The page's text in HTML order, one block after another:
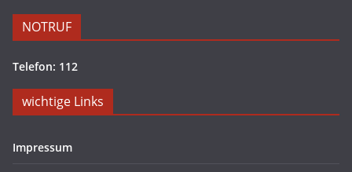
NOTRUF
Telefon: 112
wichtige Links
Impressum